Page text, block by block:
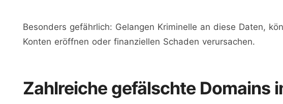
Besonders gefährlich: Gelangen Kriminelle an diese Daten,
Konten eröffnen oder finanziellen Schaden verursachen.
Zahlreiche gefälschte Domains